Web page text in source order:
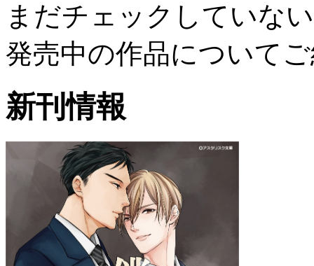
まだチェックしていな
発売中の作品について
新刊情報